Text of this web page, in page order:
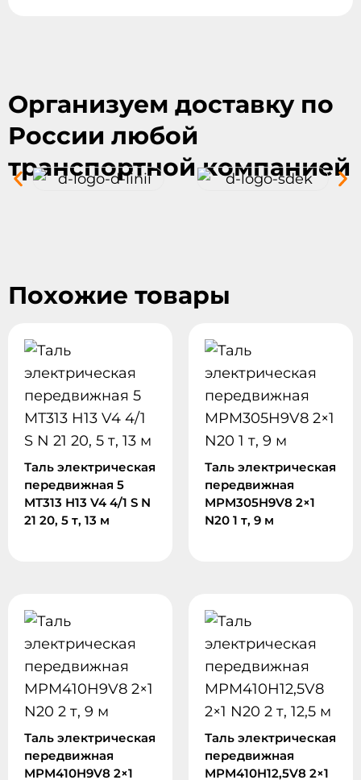
Организуем доставку по
России любой
транспортной компанией
Похожие товары
Таль электрическая
передвижная 5
MT313 H13 V4 4/1 S N
21 20, 5 т, 13 м
Таль электрическая
передвижная
MPM305H9V8 2×1
N20 1 т, 9 м
Таль электрическая
передвижная
MPM410H9V8 2×1
Таль электрическая
передвижная
MPM410H12,5V8 2×1